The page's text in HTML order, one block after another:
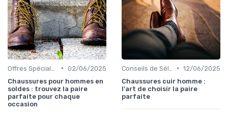
• 02/06/2025
Chaussures pour hommes en
soldes : trouvez la paire
parfaite pour chaque
occasion
• 12/06/2025
Chaussures cuir homme :
l'art de choisir la paire
parfaite